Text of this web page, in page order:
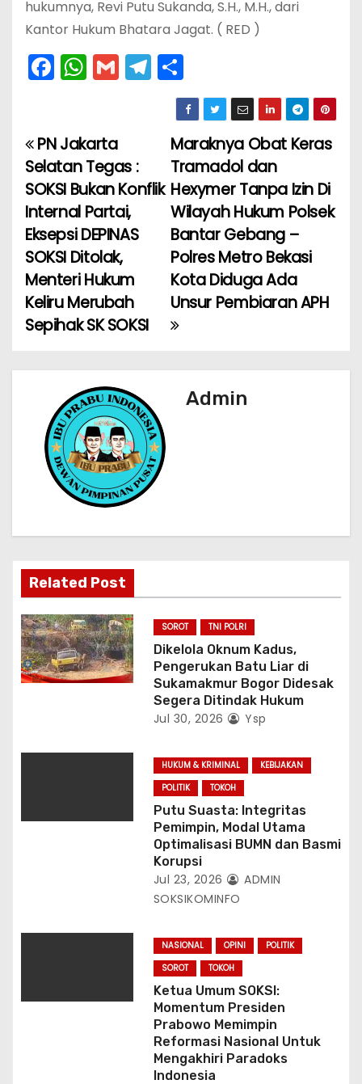
hukumnya, Revi Putu Sukanda, S.H., M.H., dari
Kantor Hukum Bhatara Jagat. ( RED )
F
a
e
b
o
o
k
W
h
ts
A
p
p
G
m
T
el
gr
m
h
ar
e
N
a
v
i
g
a
Maraknya Obat Keras
Tramadol dan
Hexymer Tanpa Izin Di
Wilayah Hukum Polsek
Bantar Gebang –
Polres Metro Bekasi
Kota Diduga Ada
Unsur Pembiaran APH
PN Jakarta
Selatan Tegas :
SOKSI Bukan Konflik
Internal Partai,
Eksepsi DEPINAS
SOKSI Ditolak,
Menteri Hukum
Keliru Merubah
Sepihak SK SOKSI
Admin
Related Post
SOROT TNI POLRI
Dikelola Oknum Kadus,
Pengerukan Batu Liar di
Sukamakmur Bogor Didesak
Segera Ditindak Hukum
Jul 30, 2026 Ysp
HUKUM & KRIMINAL
KEBIJAKAN
POLITIK
TOKOH
Putu Suasta: Integritas
Pemimpin, Modal Utama
Optimalisasi BUMN dan Basmi
Korupsi
Jul 23, 2026
ADMIN
SOKSIKOMINFO
NASIONAL OPINI
POLITIK
SOROT
TOKOH
Ketua Umum SOKSI:
Momentum Presiden
Prabowo Memimpin
Reformasi Nasional Untuk
Mengakhiri Paradoks
Indonesia